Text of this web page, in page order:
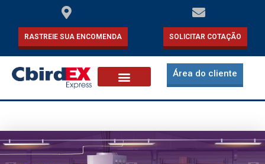
RASTREIE SUA ENCOMENDA SOLICITAR COTAÇÃO
Área do cliente